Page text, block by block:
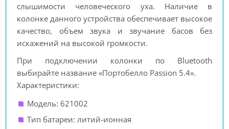
слышимости человеческого уха. Наличие в
колонке данного устройства обеспечивает высокое
качество, объем звука и звучание басов без
искажений на высокой громкости.
При подключении колонки по Bluetooth
выбирайте название «Портобелло Passion 5.4».
Характеристики:
Модель: 621002
Тип батареи: литий-ионная